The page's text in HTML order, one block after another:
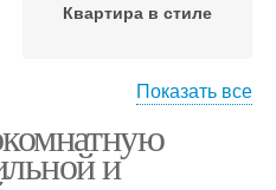
Квартира в стиле
Гамма для
однокомнатной
квартиры
Показать все
и